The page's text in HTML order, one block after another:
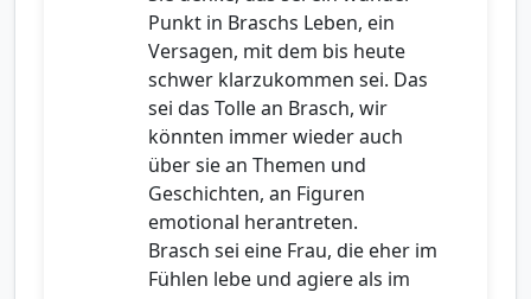
Punkt in Braschs Leben, ein
Versagen, mit dem bis heute
schwer klarzukommen sei. Das
sei das Tolle an Brasch, wir
könnten immer wieder auch
über sie an Themen und
Geschichten, an Figuren
emotional herantreten.
Brasch sei eine Frau, die eher im
Fühlen lebe und agiere als im